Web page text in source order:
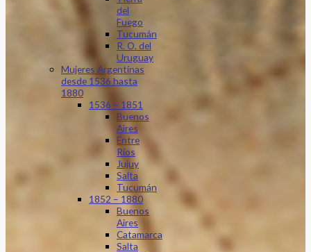
del
Fuego
Tucumán
R. O. del
Uruguay
Mujeres Argentinas
desde 1536 hasta
1880
1536 – 1851
Buenos
Aires
Entre
Ríos
Jujuy
Salta
Tucumán
1852 – 1880
Buenos
Aires
Catamarca
Salta